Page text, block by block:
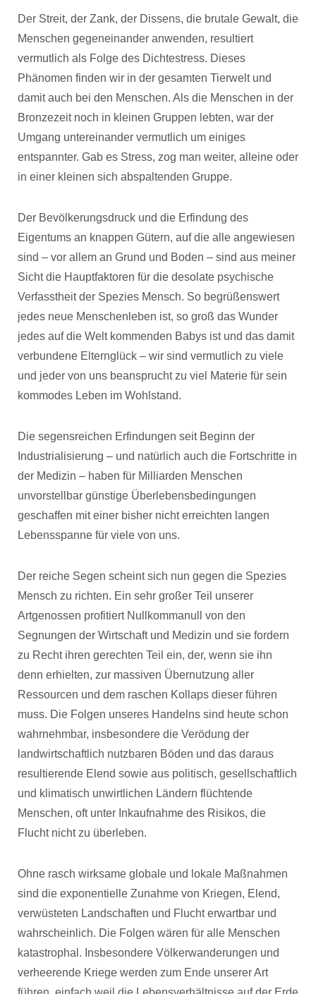
Der Streit, der Zank, der Dissens, die brutale Gewalt, die
Menschen gegeneinander anwenden, resultiert
vermutlich als Folge des Dichtestress. Dieses
Phänomen finden wir in der gesamten Tierwelt und
damit auch bei den Menschen. Als die Menschen in der
Bronzezeit noch in kleinen Gruppen lebten, war der
Umgang untereinander vermutlich um einiges
entspannter. Gab es Stress, zog man weiter, alleine oder
in einer kleinen sich abspaltenden Gruppe.
Der Bevölkerungsdruck und die Erfindung des
Eigentums an knappen Gütern, auf die alle angewiesen
sind – vor allem an Grund und Boden – sind aus meiner
Sicht die Hauptfaktoren für die desolate psychische
Verfasstheit der Spezies Mensch. So begrüßenswert
jedes neue Menschenleben ist, so groß das Wunder
jedes auf die Welt kommenden Babys ist und das damit
verbundene Elternglück – wir sind vermutlich zu viele
und jeder von uns beansprucht zu viel Materie für sein
kommodes Leben im Wohlstand.
Die segensreichen Erfindungen seit Beginn der
Industrialisierung – und natürlich auch die Fortschritte in
der Medizin – haben für Milliarden Menschen
unvorstellbar günstige Überlebensbedingungen
geschaffen mit einer bisher nicht erreichten langen
Lebensspanne für viele von uns.
Der reiche Segen scheint sich nun gegen die Spezies
Mensch zu richten. Ein sehr großer Teil unserer
Artgenossen profitiert Nullkommanull von den
Segnungen der Wirtschaft und Medizin und sie fordern
zu Recht ihren gerechten Teil ein, der, wenn sie ihn
denn erhielten, zur massiven Übernutzung aller
Ressourcen und dem raschen Kollaps dieser führen
muss. Die Folgen unseres Handelns sind heute schon
wahrnehmbar, insbesondere die Verödung der
landwirtschaftlich nutzbaren Böden und das daraus
resultierende Elend sowie aus politisch, gesellschaftlich
und klimatisch unwirtlichen Ländern flüchtende
Menschen, oft unter Inkaufnahme des Risikos, die
Flucht nicht zu überleben.
Ohne rasch wirksame globale und lokale Maßnahmen
sind die exponentielle Zunahme von Kriegen, Elend,
verwüsteten Landschaften und Flucht erwartbar und
wahrscheinlich. Die Folgen wären für alle Menschen
katastrophal. Insbesondere Völkerwanderungen und
verheerende Kriege werden zum Ende unserer Art